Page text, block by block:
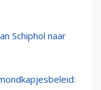
Schiphol naar